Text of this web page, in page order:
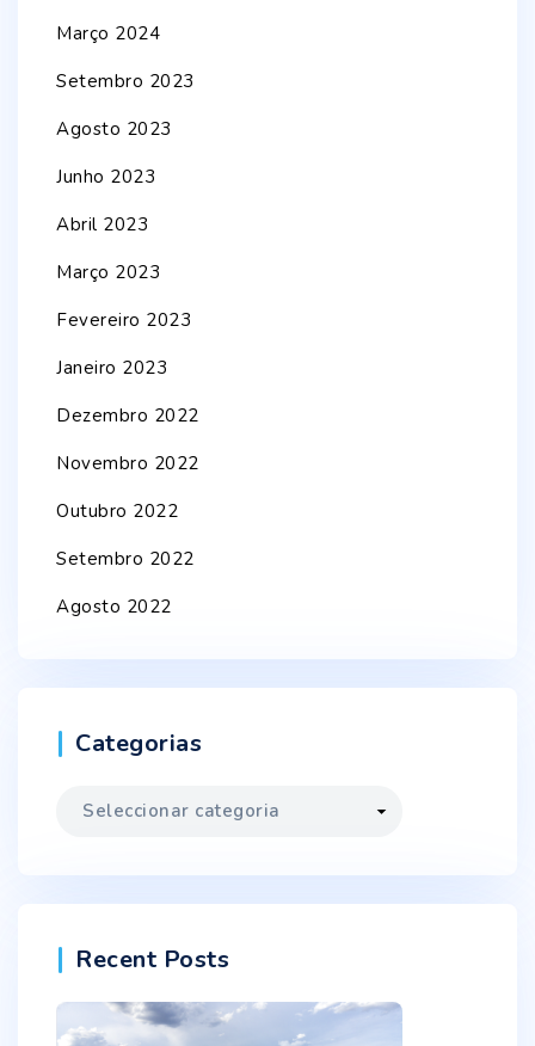
Março 2024
Setembro 2023
Agosto 2023
Junho 2023
Abril 2023
Março 2023
Fevereiro 2023
Janeiro 2023
Dezembro 2022
Novembro 2022
Outubro 2022
Setembro 2022
Agosto 2022
Categorias
Categorias
Recent Posts